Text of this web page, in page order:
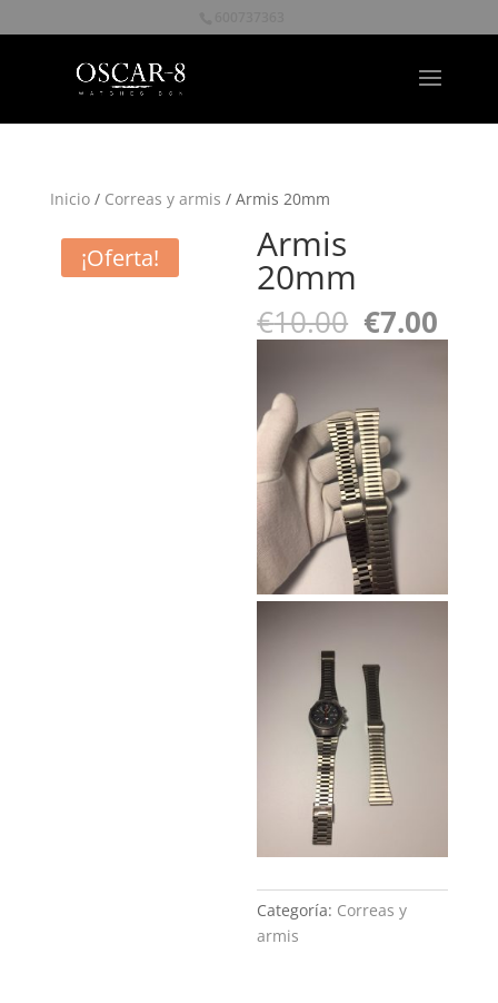
Inicio/ Correas y armis / Armis 20mm
¡Oferta! Armis
20mm
€10.00 El
precio
era:
€10.00.
€7.00
Categoría: Correas y
armis